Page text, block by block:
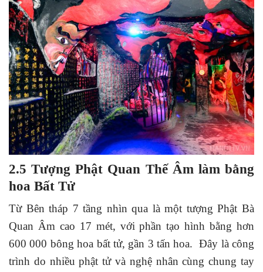
2.5 Tượng Phật Quan Thế Âm làm bằng
hoa Bất Tử
Từ Bên tháp 7 tầng nhìn qua là một tượng Phật Bà
Quan Âm cao 17 mét, với phần tạo hình bằng hơn
600 000 bông hoa bất tử, gần 3 tấn hoa. Đây là công
trình do nhiều phật tử và nghệ nhân cùng chung tay